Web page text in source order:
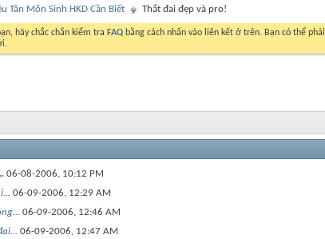
Tân Môn Sinh HKD Cần Biết Thắt đai đẹp và pro!
hãy chắc chắn kiểm tra FAQ bằng cách nhấn vào liên kết ở trên. Bạn có thể phải
06-08-2006, 10:12 PM
06-09-2006, 12:29 AM
06-09-2006, 12:46 AM
06-09-2006, 12:47 AM